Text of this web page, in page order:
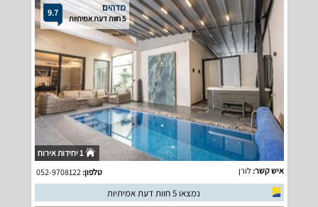
9.7 מדהים
5 חוות דעת אמיתיות
1 יחידות אירוח
איש קשר:לורן טלפון:052-9708122
נמצאו 5 חוות דעת אמיתיות